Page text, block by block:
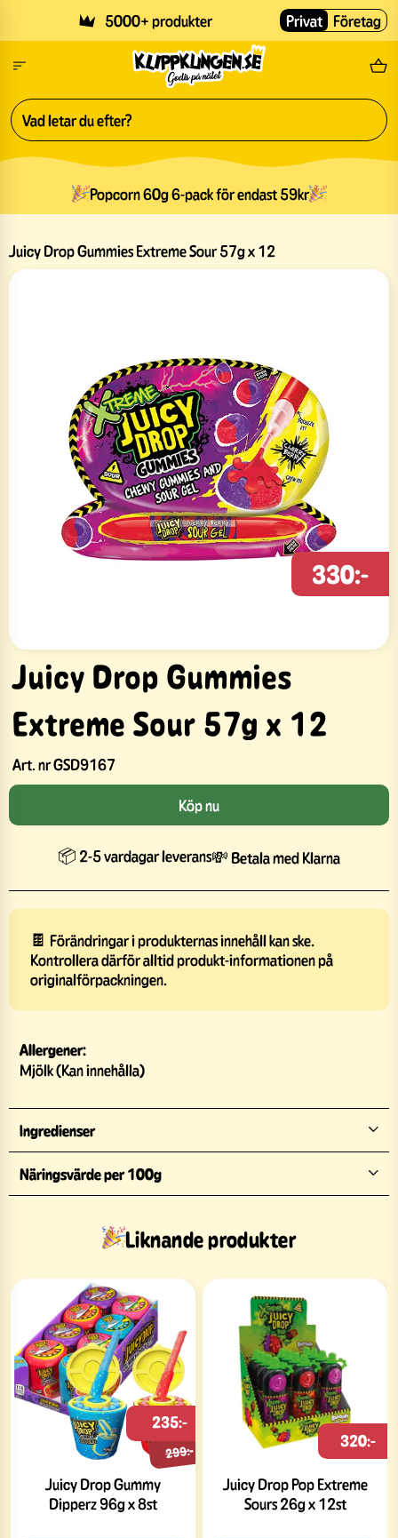
5000+ produkter Fri
Privat Företag
Popcorn 60g 6-pack för endast 59kr
Juicy Drop Gummies Extreme Sour 57g x 12
Juicy Drop Gummies
Extreme Sour 57g x 12
Art. nrGSD9167
330:-
Köp nu
📦 2-5 vardagar leverans💸 Betala med Klarna
🍫 Förändringar i produkternas innehåll kan ske.
Kontrollera därför alltid produkt-informationen på
originalförpackningen.
Allergener:
Mjölk (Kan innehålla)
Ingredienser
Näringsvärde per 100g
Liknande produkter
Juicy Drop Gummy
Dipperz 96g x 8st
299:-
235:-
Juicy Drop Pop Extreme
Sours 26g x 12st
320:-